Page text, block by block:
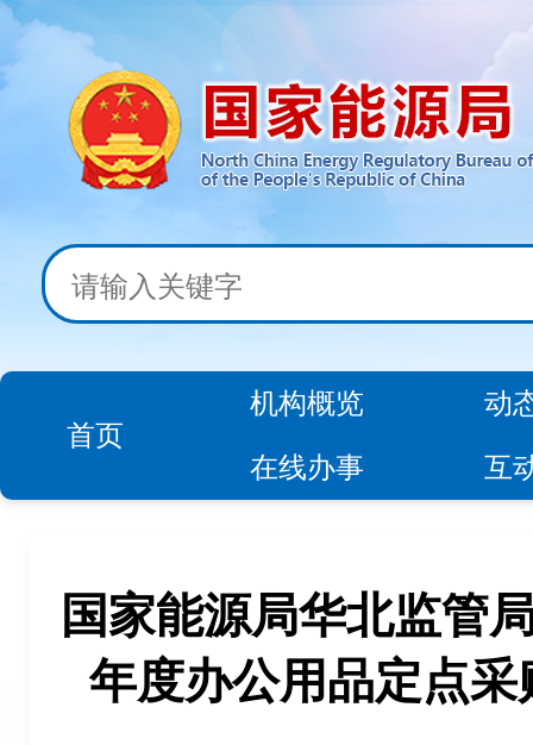
首页
机构概览
动
在线办事
互
国家能源局华北监管
年度办公用品定点